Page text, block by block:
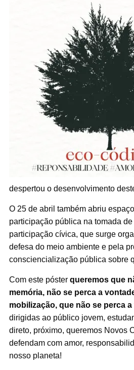
despertou o desenvolvimento
O 25 de abril também abriu
participação pública na tomada
participação cívica, que surge
defesa do meio ambiente e pela
consciencialização pública sobre
Com este póster queremos que
memória, não se perca a
mobilização, que não se perca a
dirigidas ao público jovem,
direto, próximo, queremos Novos
defendam com amor,
nosso planeta!